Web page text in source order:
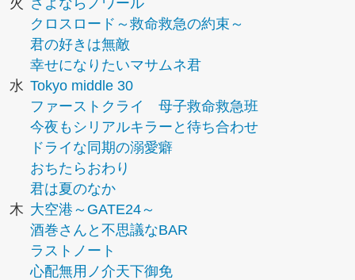
火
さよならノワール
クロスロード～救命救急の約束～
君の好きは無敵
幸せになりたいマサムネ君
水 Tokyo middle 30
ファーストクライ 母子救命救急班
今夜もシリアルキラーと待ち合わせ
ドライな同期の溺愛癖
おちたらおわり
君は夏のなか
木 大空港～GATE24～
酒巻さんと不思議なBAR
ラストノート
心配無用ノ介天下御免